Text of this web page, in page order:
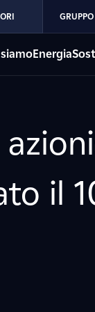
Energia
il